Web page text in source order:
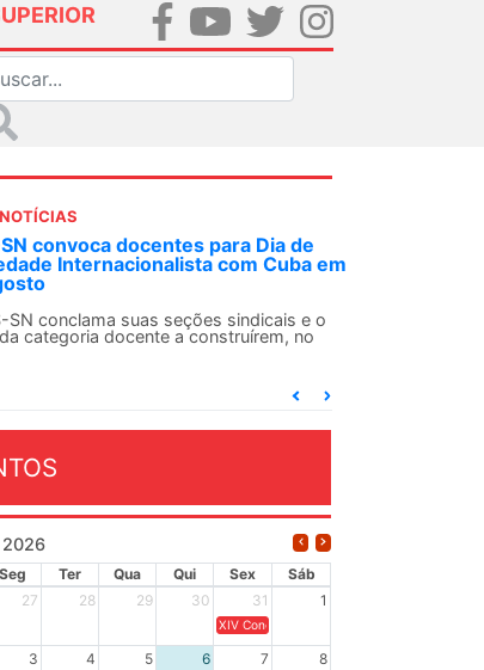
convoca docentes para Dia de
Internacionalista com Cuba em
SN conclama suas seções sindicais e o
categoria docente a construírem, no
2026
Seg Ter Qua Qui Sex
Sáb
27 28 29 30 31 1
XIV Congresso Brasileiro de
3 4 5 6 7 8